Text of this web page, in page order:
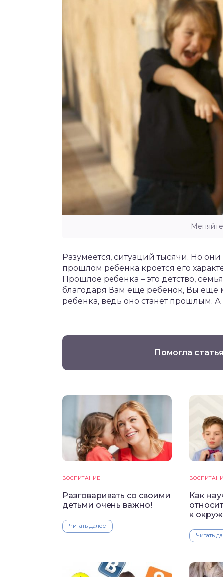
Разумеется, ситуаций тысячи. Но
прошлом ребенка кроется его
Прошлое ребенка – это детство,
благодаря Вам еще ребенок, Вы еще
ребенка, ведь оно станет прошлым. А
Помогла
ВОСПИТАНИЕ
Разговаривать со своими
детьми очень важно!
Читать далее
Как
к
Читать